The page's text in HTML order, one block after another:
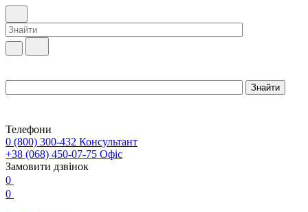
Телефони
0 (800) 300-432 Консультант
+38 (068) 450-07-75 Офіс
Замовити дзвінок
0
0